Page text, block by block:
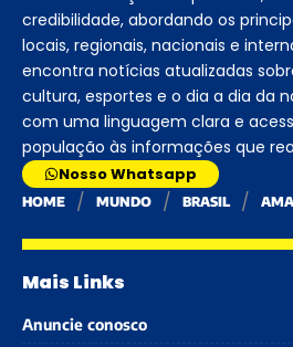
credibilidade, abordando os
locais, regionais, nacionais e
encontra notícias atualizadas
cultura, esportes e o dia a dia da
com uma linguagem clara e
população às informações que
Nosso Whatsapp
HOME MUNDO BRASIL
Mais Links
Anuncie conosco